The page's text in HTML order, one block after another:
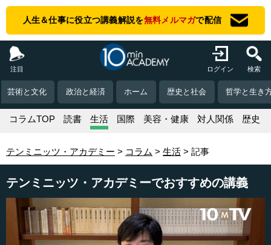
人生＆仕事に役立つ講義解説を無料メルマガで配信
注目 ログイン 検索
芸術と文化 政治と経済 ホーム 歴史と社会 哲学と生き
コラムTOP 読書 生活 国際 美容・健康 対人関係 歴史
テンミニッツ・アカデミー コラム 生活 記事
テンミニッツ・アカデミーでおすすめの講義